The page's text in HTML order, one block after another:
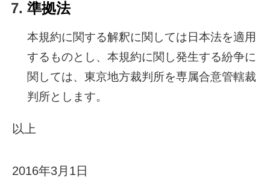
準拠法
本規約に関する解釈に関しては日本法を適用
するものとし、本規約に関し発生する紛争に
関しては、東京地方裁判所を専属合意管轄裁
判所とします。
以上
2016年3月1日